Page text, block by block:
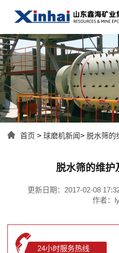
首页 > 球磨机新闻> 脱水筛的
脱水筛的维护
更新日期：2017-02-08
作者：
24小时服务热线